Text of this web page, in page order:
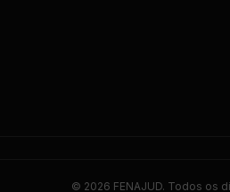
© 2026 FENAJUD. Todos os